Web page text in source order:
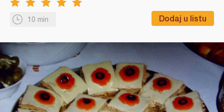
10 min Dodaj u listu